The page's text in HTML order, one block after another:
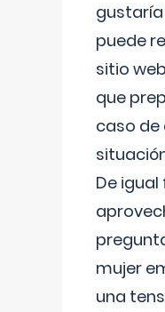
puede
sitio
que
caso de
De
mujer
una